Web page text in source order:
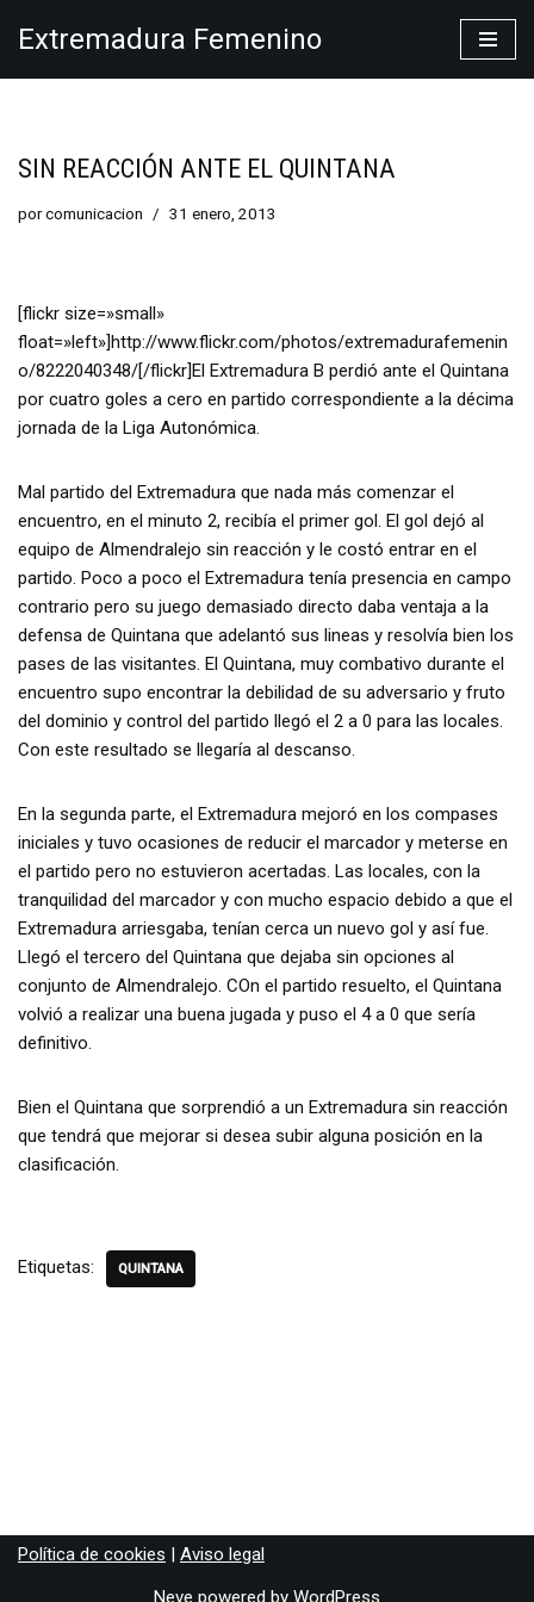
Extremadura Femenino
SIN REACCIÓN ANTE EL QUINTANA
porcomunicacion 31 enero, 2013
[flickr size=»small»
float=»left»]http://www.flickr.com/photos/extremadurafemenin
o/8222040348/[/flickr]El Extremadura B perdió ante el Quintana
por cuatro goles a cero en partido correspondiente a la décima
jornada de la Liga Autonómica.
Mal partido del Extremadura que nada más comenzar el
encuentro, en el minuto 2, recibía el primer gol. El gol dejó al
equipo de Almendralejo sin reacción y le costó entrar en el
partido. Poco a poco el Extremadura tenía presencia en campo
contrario pero su juego demasiado directo daba ventaja a la
defensa de Quintana que adelantó sus lineas y resolvía bien los
pases de las visitantes. El Quintana, muy combativo durante el
encuentro supo encontrar la debilidad de su adversario y fruto
del dominio y control del partido llegó el 2 a 0 para las locales.
Con este resultado se llegaría al descanso.
En la segunda parte, el Extremadura mejoró en los compases
iniciales y tuvo ocasiones de reducir el marcador y meterse en
el partido pero no estuvieron acertadas. Las locales, con la
tranquilidad del marcador y con mucho espacio debido a que el
Extremadura arriesgaba, tenían cerca un nuevo gol y así fue.
Llegó el tercero del Quintana que dejaba sin opciones al
conjunto de Almendralejo. COn el partido resuelto, el Quintana
volvió a realizar una buena jugada y puso el 4 a 0 que sería
definitivo.
Bien el Quintana que sorprendió a un Extremadura sin reacción
que tendrá que mejorar si desea subir alguna posición en la
clasificación.
Etiquetas: QUINTANA
Política de cookies | Aviso legal
Neve powered by WordPress